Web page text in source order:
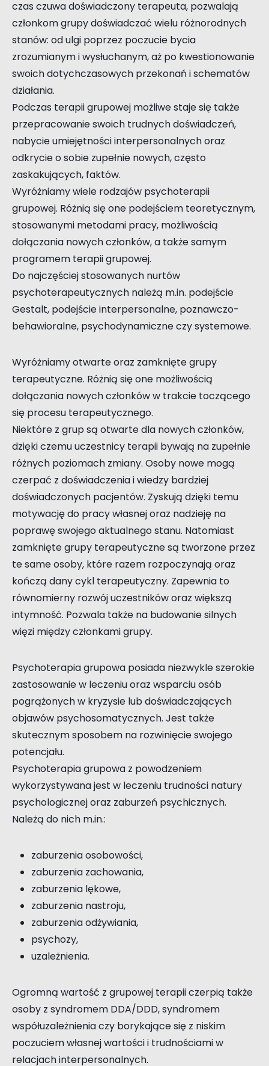
czas czuwa doświadczony terapeuta, pozwalają
członkom grupy doświadczać wielu różnorodnych
stanów: od ulgi poprzez poczucie bycia
zrozumianym i wysłuchanym, aż po kwestionowanie
swoich dotychczasowych przekonań i schematów
działania.
Podczas terapii grupowej możliwe staje się także
przepracowanie swoich trudnych doświadczeń,
nabycie umiejętności interpersonalnych oraz
odkrycie o sobie zupełnie nowych, często
zaskakujących, faktów.
Wyróżniamy wiele rodzajów psychoterapii
grupowej. Różnią się one podejściem teoretycznym,
stosowanymi metodami pracy, możliwością
dołączania nowych członków, a także samym
programem terapii grupowej.
Do najczęściej stosowanych nurtów
psychoterapeutycznych należą m.in. podejście
Gestalt, podejście interpersonalne, poznawczo-
behawioralne, psychodynamiczne czy systemowe.
Wyróżniamy otwarte oraz zamknięte grupy
terapeutyczne. Różnią się one możliwością
dołączania nowych członków w trakcie toczącego
się procesu terapeutycznego.
Niektóre z grup są otwarte dla nowych członków,
dzięki czemu uczestnicy terapii bywają na zupełnie
różnych poziomach zmiany. Osoby nowe mogą
czerpać z doświadczenia i wiedzy bardziej
doświadczonych pacjentów. Zyskują dzięki temu
motywację do pracy własnej oraz nadzieję na
poprawę swojego aktualnego stanu. Natomiast
zamknięte grupy terapeutyczne są tworzone przez
te same osoby, które razem rozpoczynają oraz
kończą dany cykl terapeutyczny. Zapewnia to
równomierny rozwój uczestników oraz większą
intymność. Pozwala także na budowanie silnych
więzi między członkami grupy.
Psychoterapia grupowa posiada niezwykle szerokie
zastosowanie w leczeniu oraz wsparciu osób
pogrążonych w kryzysie lub doświadczających
objawów psychosomatycznych. Jest także
skutecznym sposobem na rozwinięcie swojego
potencjału.
Psychoterapia grupowa z powodzeniem
wykorzystywana jest w leczeniu trudności natury
psychologicznej oraz zaburzeń psychicznych.
Należą do nich m.in.:
zaburzenia osobowości,
zaburzenia zachowania,
zaburzenia lękowe,
zaburzenia nastroju,
zaburzenia odżywiania,
psychozy,
uzależnienia.
Ogromną wartość z grupowej terapii czerpią także
osoby z syndromem DDA/DDD, syndromem
współuzależnienia czy borykające się z niskim
poczuciem własnej wartości i trudnościami w
relacjach interpersonalnych.